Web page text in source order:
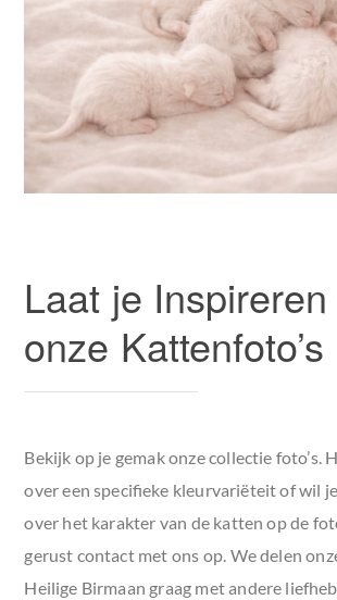
Laat je
onze Kattenfoto’s
Bekijk op je gemak onze collectie foto’s.
over een specifieke kleurvariëteit of wil
over het karakter van de katten op de
gerust contact met ons op. We delen
Heilige Birmaan graag met andere